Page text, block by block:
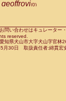
hybrid
anubis(0)
cynocephalus
hamadryas(0)
(0)
(0)
(0)
mystax(0)
問い合わせはキュレータ
reserved.
知県犬山市大字犬山字官
月30日 取扱責任者:綿貫宏